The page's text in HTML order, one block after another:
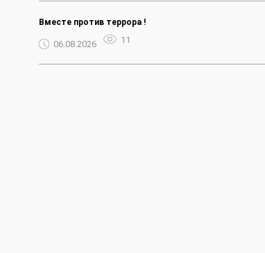
Вместе против террора !
06.08.2026 11